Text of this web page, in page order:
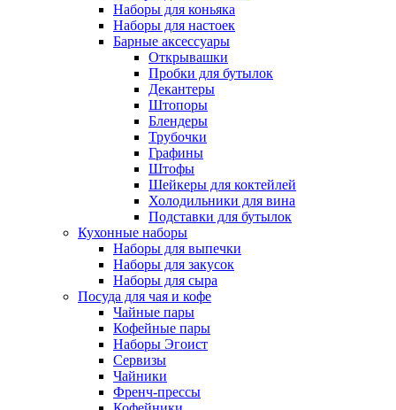
Наборы для коньяка
Наборы для настоек
Барные аксессуары
Открывашки
Пробки для бутылок
Декантеры
Штопоры
Блендеры
Трубочки
Графины
Штофы
Шейкеры для коктейлей
Холодильники для вина
Подставки для бутылок
Кухонные наборы
Наборы для выпечки
Наборы для закусок
Наборы для сыра
Посуда для чая и кофе
Чайные пары
Кофейные пары
Наборы Эгоист
Сервизы
Чайники
Френч-прессы